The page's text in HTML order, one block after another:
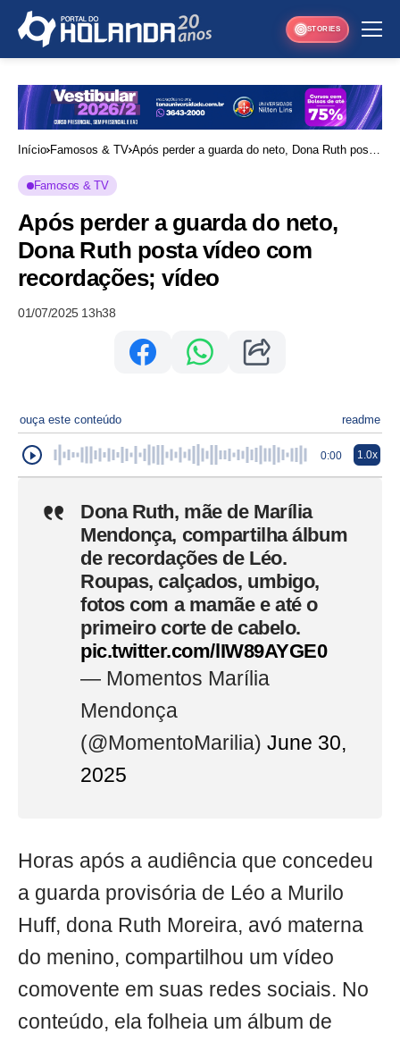
STORIES
Início Famosos & TV Após perder a guarda do neto, Dona Ruth posta
Famosos & TV
Após perder a guarda do neto,
Dona Ruth posta vídeo com
recordações; vídeo
01/07/2025 13h38
ouça este conteúdo readme
0:00 1.0x
Dona Ruth, mãe de Marília
Mendonça, compartilha álbum
de recordações de Léo.
Roupas, calçados, umbigo,
fotos com a mamãe e até o
primeiro corte de cabelo.
pic.twitter.com/lIW89AYGE0
— Momentos Marília
Mendonça
(@MomentoMarilia) June 30,
2025
Horas após a audiência que concedeu
a guarda provisória de Léo a Murilo
Huff, dona Ruth Moreira, avó materna
do menino, compartilhou um vídeo
comovente em suas redes sociais. No
conteúdo, ela folheia um álbum de